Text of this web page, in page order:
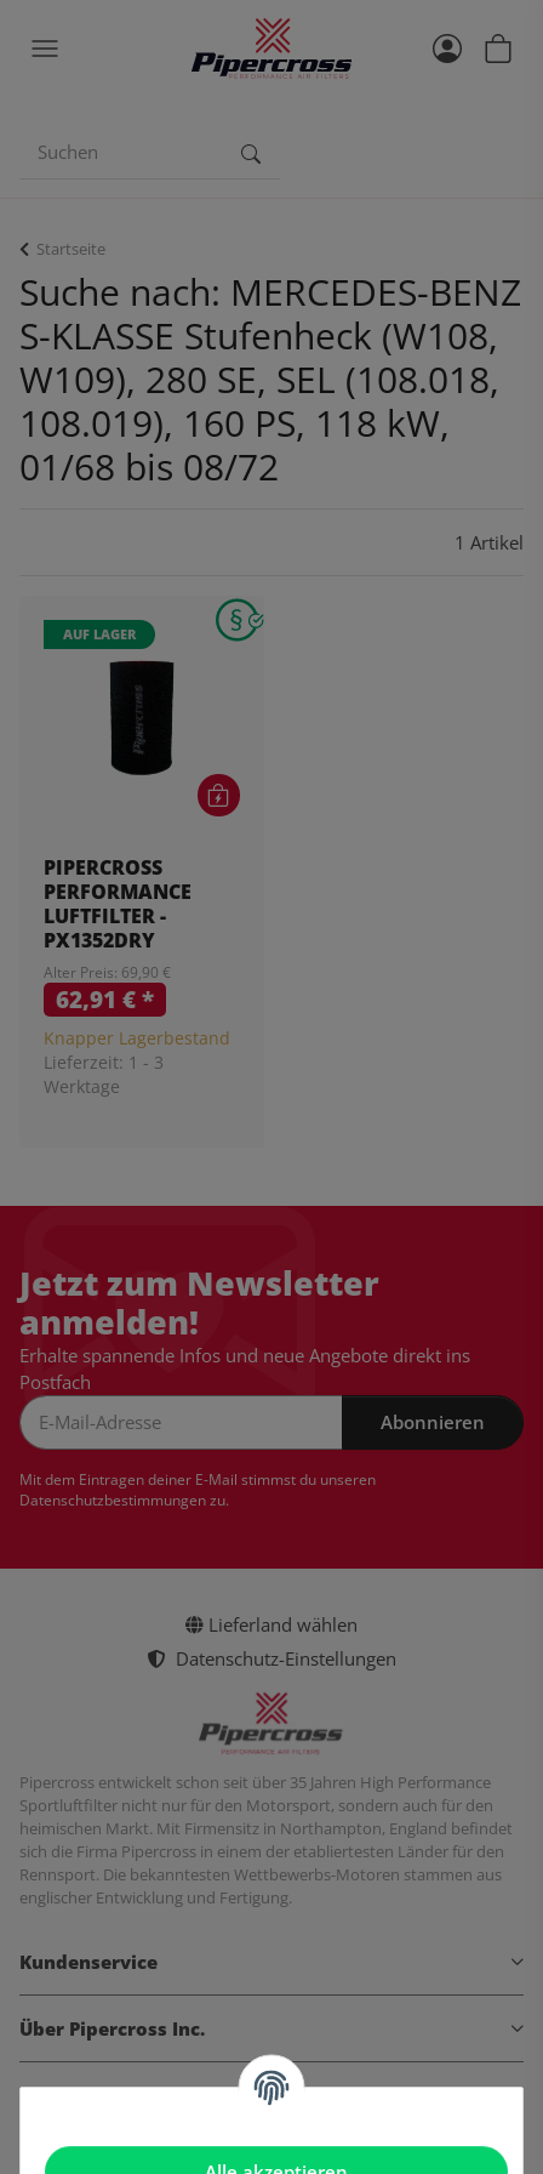
Startseite
Suche nach: MERCEDES-BENZ
S-KLASSE Stufenheck (W108,
W109), 280 SE, SEL (108.018,
108.019), 160 PS, 118 kW,
01/68 bis 08/72
1 Artikel
AUF LAGER
PIPERCROSS
PERFORMANCE
LUFTFILTER -
PX1352DRY
Alter Preis: 69,90 €
62,91 €*
Knapper Lagerbestand
Lieferzeit: 1 - 3
Werktage
Jetzt zum Newsletter
anmelden!
Erhalte spannende Infos und neue Angebote direkt ins
Postfach
Abonnieren
Mit dem Eintragen deiner E-Mail stimmst du unseren
Datenschutzbestimmungenzu.
Lieferland wählen
Datenschutz-Einstellungen
Pipercross entwickelt schon seit über 35 Jahren High Performance
Sportluftfilter nicht nur für den Motorsport, sondern auch für den
heimischen Markt. Mit Firmensitz in Northampton, England befindet
sich die Firma Pipercross in einem der etabliertesten Länder für den
Rennsport. Die bekanntesten Wettbewerbs-Motoren stammen aus
englischer Entwicklung und Fertigung.
Kundenservice
Über Pipercross Inc.
Informationen
Gesetzliche Informationen